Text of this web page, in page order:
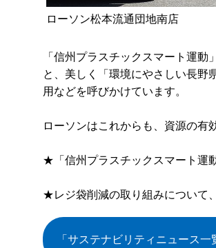
ローソン松本流通団地南店
「信州プラスチックスマート運
と、美しく「環境にやさしい長野
用などを呼びかけています。
ローソンはこれからも、資源の有
★「信州プラスチックスマート運
★レジ袋削減の取り組みについて
「サステナビリティニュース一